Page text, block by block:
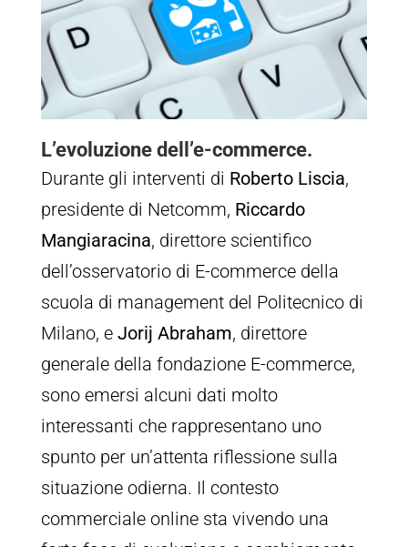
L’evoluzione dell’e-commerce.
Durante gli interventi di Roberto Liscia,
presidente di Netcomm, Riccardo
Mangiaracina, direttore scientifico
dell’osservatorio di E-commerce della
scuola di management del Politecnico di
Milano, e Jorij Abraham, direttore
generale della fondazione E-commerce,
sono emersi alcuni dati molto
interessanti che rappresentano uno
spunto per un’attenta riflessione sulla
situazione odierna. Il contesto
commerciale online sta vivendo una